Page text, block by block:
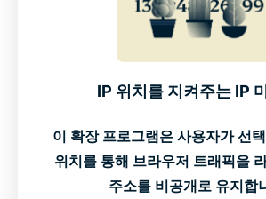
IP 위치를 지켜주는 IP
이 확장 프로그램은 사용자가 선
위치를 통해 브라우저 트래픽을
주소를 비공개로 유지합